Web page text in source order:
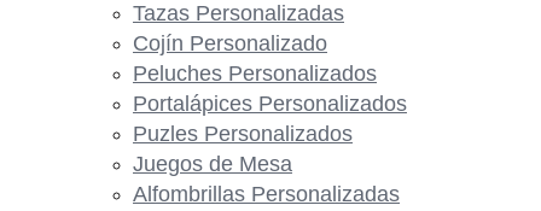
Tazas Personalizadas
Cojín Personalizado
Peluches Personalizados
Portalápices Personalizados
Puzles Personalizados
Juegos de Mesa
Alfombrillas Personalizadas